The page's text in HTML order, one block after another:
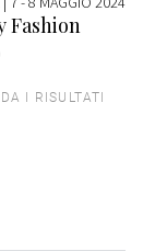
Fashion
I RISULTATI